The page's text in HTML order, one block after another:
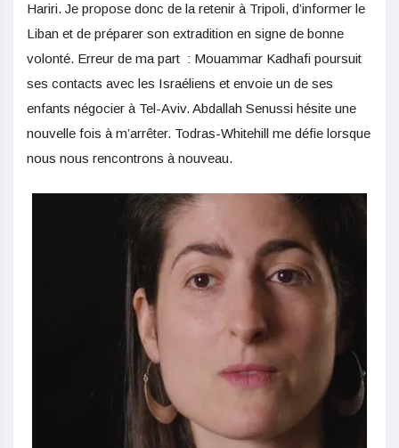
Hariri. Je propose donc de la retenir à Tripoli, d’informer le
Liban et de préparer son extradition en signe de bonne
volonté. Erreur de ma part : Mouammar Kadhafi poursuit
ses contacts avec les Israéliens et envoie un de ses
enfants négocier à Tel-Aviv. Abdallah Senussi hésite une
nouvelle fois à m’arrêter. Todras-Whitehill me défie lorsque
nous nous rencontrons à nouveau.